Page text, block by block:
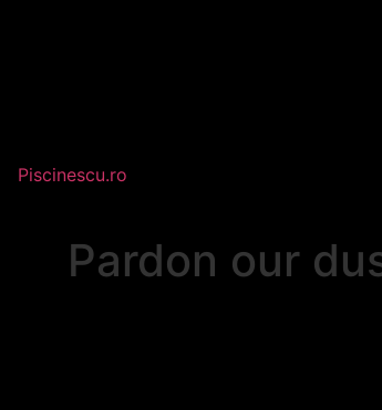
Piscinescu.ro
Pardon our